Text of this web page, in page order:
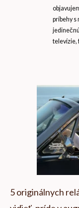
príbehy
televízie,
5 originálnych